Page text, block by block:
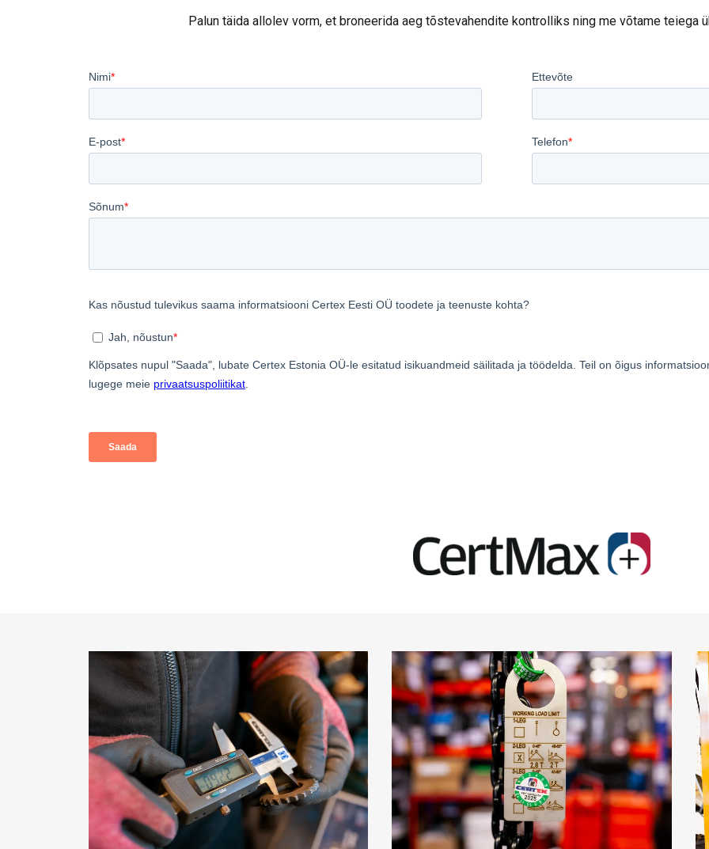
Palun täida allolev vorm, et broneerida aeg tõstevahendite kontrolliks ning me võtame teiega
See veebisait kasutab küpsiseid
kombineerida muu teabega, mille olete neile esitanud või mille nad on kogunud
Cookie Policy